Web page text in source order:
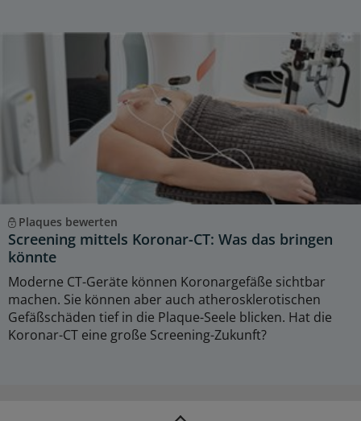
Plaques bewerten
Screening mittels Koronar-CT: Was das bringen
könnte
Moderne CT-Geräte können Koronargefäße sichtbar
machen. Sie können aber auch atherosklerotischen
Gefäßschäden tief in die Plaque-Seele blicken. Hat die
Koronar-CT eine große Screening-Zukunft?